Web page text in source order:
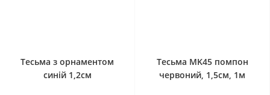
Тесьма з орнаментом
синій 1,2см
Тесьма MK45 помпон
червоний, 1,5см, 1м